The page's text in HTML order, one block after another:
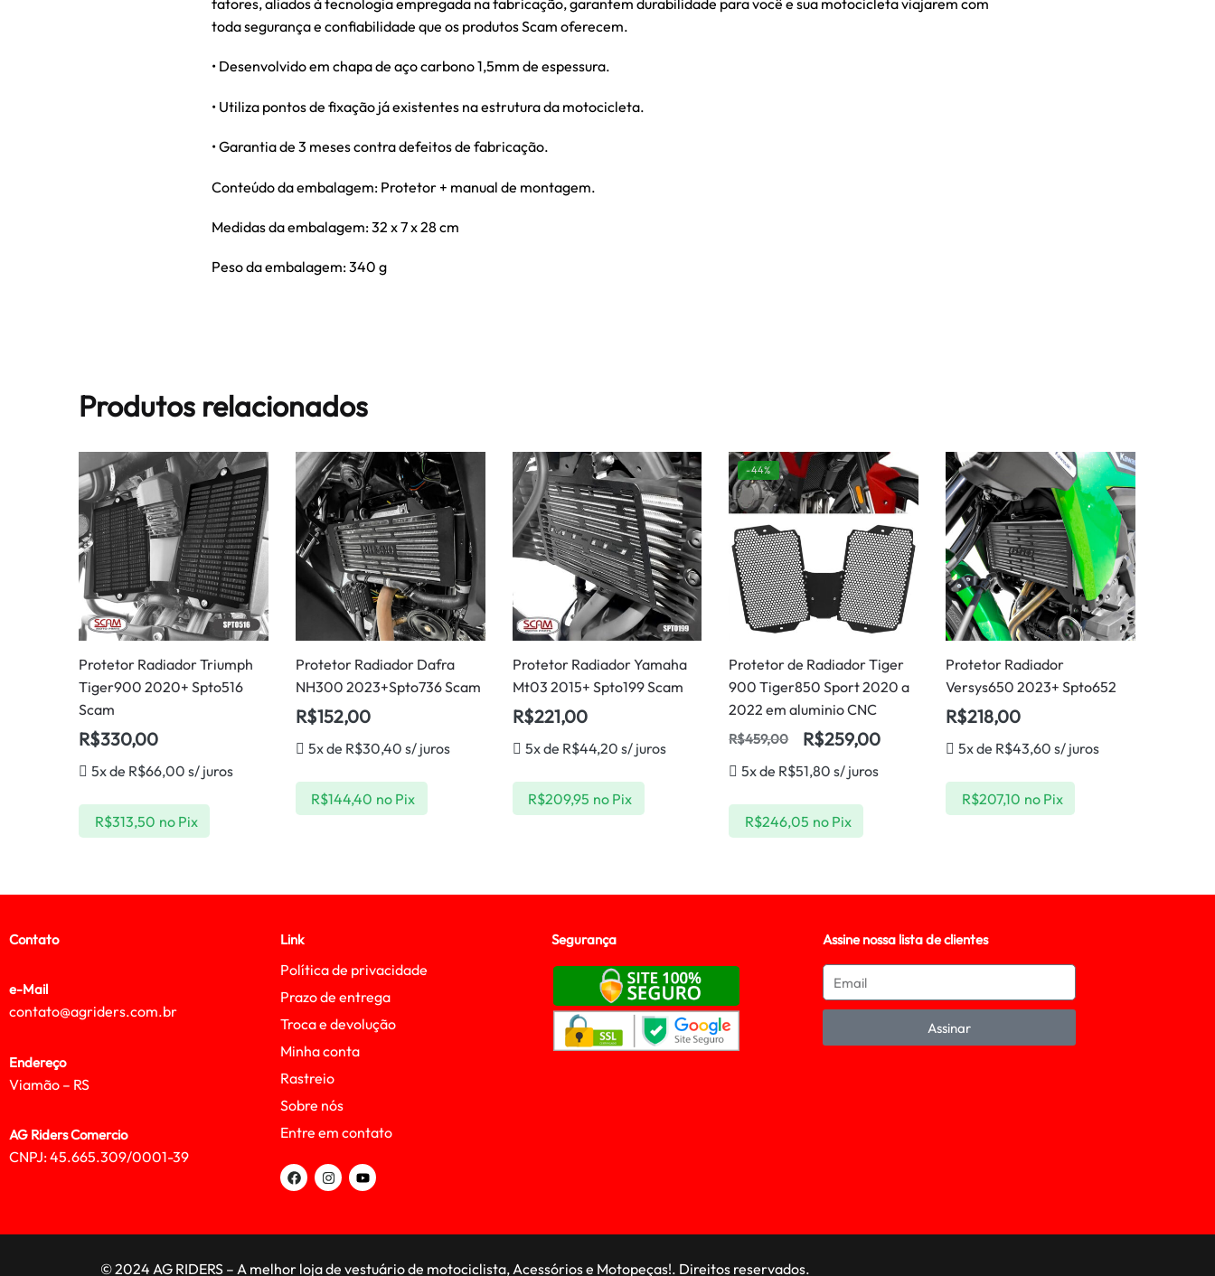
toda segurança e confiabilidade que os produtos Scam oferecem.
• Desenvolvido em chapa de aço carbono 1,5mm de espessura.
• Utiliza pontos de fixação já existentes na estrutura da motocicleta.
• Garantia de 3 meses contra defeitos de fabricação.
Conteúdo da embalagem: Protetor + manual de montagem.
Medidas da embalagem: 32 x 7 x 28 cm
Peso da embalagem: 340 g
Produtos relacionados
Protetor Radiador Triumph
Tiger900 2020+ Spto516
Scam
R$330,00
5x de R$66,00 s/ juros
R$313,50 no Pix
Protetor Radiador Dafra
NH300 2023+Spto736 Scam
R$152,00
5x de R$30,40 s/ juros
R$144,40 no Pix
Protetor Radiador Yamaha
Mt03 2015+ Spto199 Scam
R$221,00
5x de R$44,20 s/ juros
R$209,95 no Pix
-44%
Protetor de Radiador Tiger
900 Tiger850 Sport 2020 a
2022 em aluminio CNC
R$459,00 R$259,00
5x de R$51,80 s/ juros
R$246,05 no Pix
Protetor Radiador
Versys650 2023+ Spto652
R$218,00
5x de R$43,60 s/ juros
R$207,10 no Pix
Contato
e-Mail
contato@agriders.com.br
Endereço
Viamão – RS
AG Riders Comercio
CNPJ: 45.665.309/0001-39
Link
Política de privacidade
Prazo de entrega
Troca e devolução
Minha conta
Rastreio
Sobre nós
Entre em contato
Segurança Assine nossa lista de clientes
Assinar
© 2024 AG RIDERS – A melhor loja de vestuário de motociclista, Acessórios e Motopeças!. Direitos reservados.